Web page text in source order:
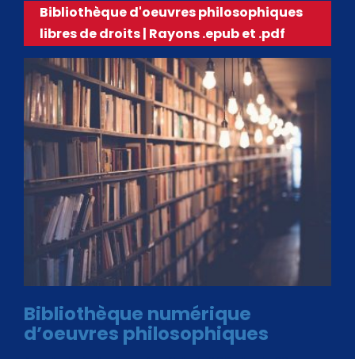
Bibliothèque d'oeuvres philosophiques
libres de droits | Rayons .epub et .pdf
Bibliothèque numérique
d’oeuvres philosophiques